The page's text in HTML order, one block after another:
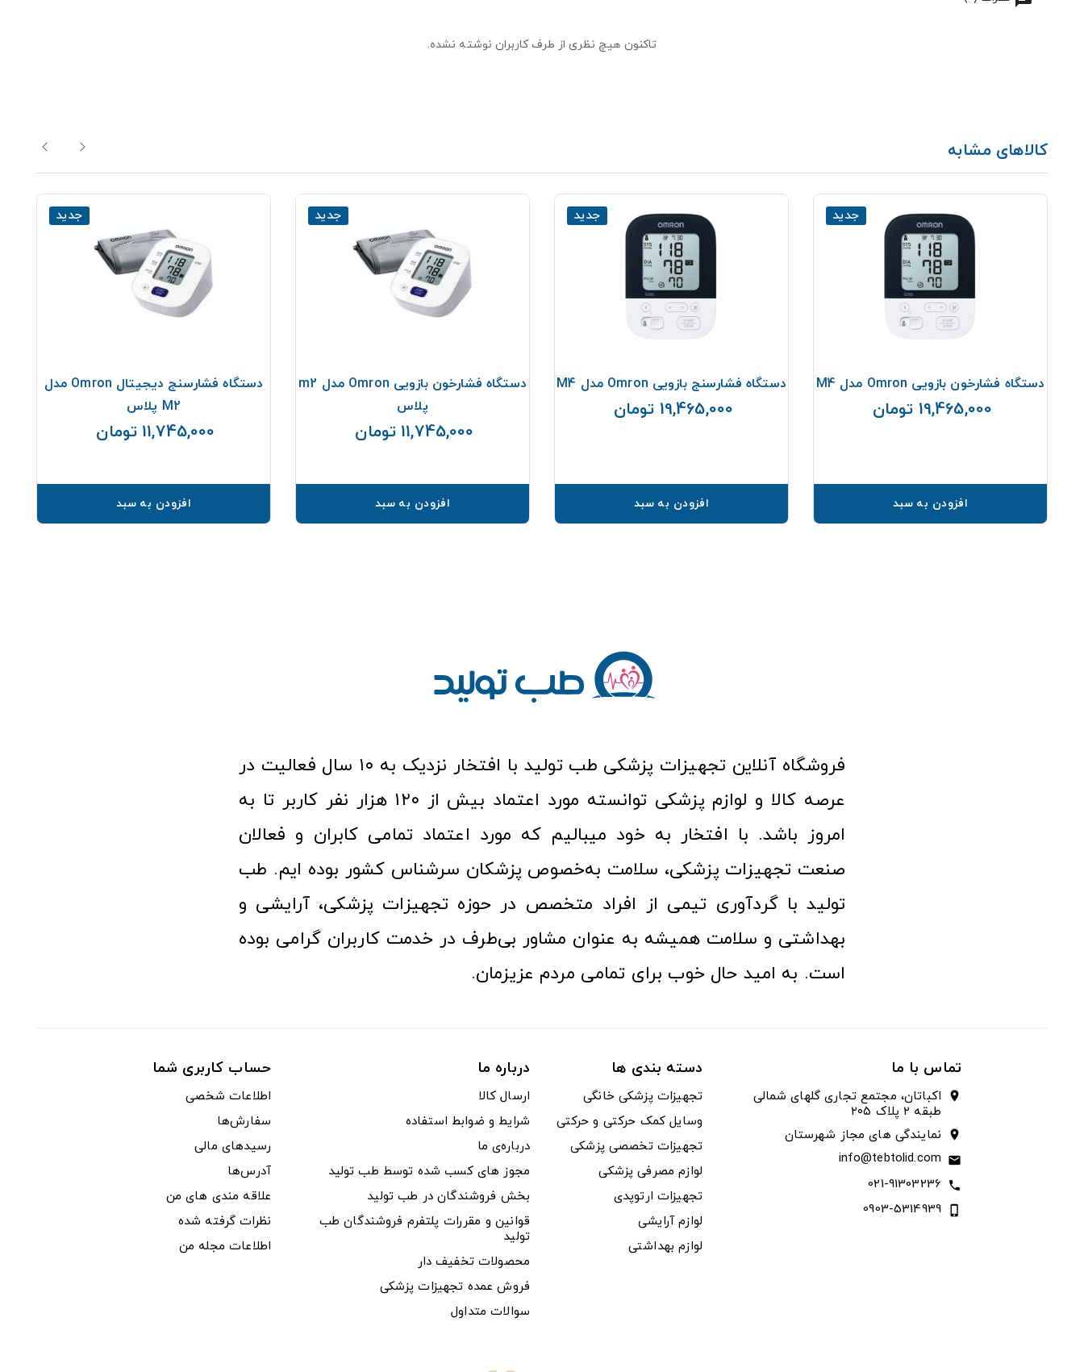
تاکنون هیچ نظری از طرف کاربران نوشته نشده.
کالاهای مشابه
جدید
دستگاه فشارخون بازویی Omron مدل M4
19,465,000 تومان
افزودن به سبد
جدید
دستگاه فشارسنج بازویی Omron مدل M4
19,465,000 تومان
افزودن به سبد
جدید
دستگاه فشارخون بازویی Omron مدل m2
پلاس
11,745,000 تومان
افزودن به سبد
جدید
دستگاه فشارسنج دیجیتال Omron مدل
M2 پلاس
11,745,000 تومان
افزودن به سبد
فروشگاه آنلاین تجهیزات پزشکی طب تولید با افتخار نزدیک به ۱۰ سال فعالیت در
عرصه کالا و لوازم پزشکی توانسته مورد اعتماد بیش از ۱۲۰ هزار نفر کاربر تا به
امروز باشد. با افتخار به خود میبالیم که مورد اعتماد تمامی کابران و فعالان
صنعت تجهیزات پزشکی، سلامت به‌خصوص پزشکان سرشناس کشور بوده ایم. طب
تولید با گردآوری تیمی از افراد متخصص در حوزه تجهیزات پزشکی، آرایشی و
بهداشتی و سلامت همیشه به عنوان مشاور بی‌طرف در خدمت کاربران گرامی بوده
است. به امید حال خوب برای تمامی مردم عزیزمان.
تماس با ما
location_on
اکباتان، مجتمع تجاری گلهای شمالی
طبقه ۲ پلاک ۲۰۵
location_on نمایندگی های مجاز شهرستان
email
info@tebtolid.com
call
021-91303236
phone_iphone
0903-5314939
دسته بندی ها
تجهیزات پزشکی خانگی
وسایل کمک حرکتی و حرکتی
تجهیزات تخصصی پزشکی
لوازم مصرفی پزشکی
تجهیزات ارتوپدی
لوازم آرایشی
لوازم بهداشتی
درباره ما
ارسال کالا
شرایط و ضوابط استفاده
درباره‌ی ما
مجوز های کسب شده توسط طب تولید
بخش فروشندگان در طب تولید
قوانین و مقررات پلتفرم فروشندگان طب
تولید
محصولات تخفیف دار
فروش عمده تجهیزات پزشکی
سوالات متداول
حساب کاربری شما
اطلاعات شخصی
سفارش‌ها
رسیدهای مالی
آدرس‌ها
علاقه مندی های من
نظرات گرفته شده
اطلاعات مجله من